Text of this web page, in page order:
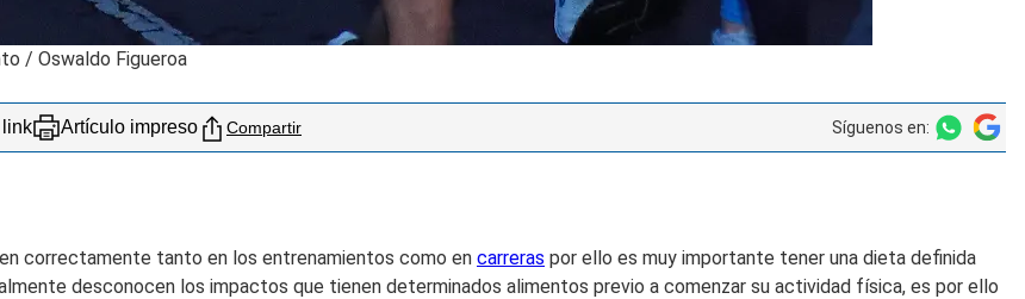
/ Oswaldo Figueroa
Artículo impreso Compartir Síguenos en:
correctamente tanto en los entrenamientos como en carreras por ello es muy importante tener una dieta definida
desconocen los impactos que tienen determinados alimentos previo a comenzar su actividad física, es por ello